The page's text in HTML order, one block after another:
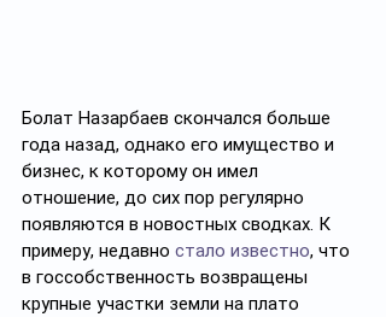
Болат Назарбаев скончался больше
года назад, однако его имущество и
бизнес, к которому он имел
отношение, до сих пор регулярно
появляются в новостных сводках. К
примеру, недавно стало известно, что
в госсобственность возвращены
крупные участки земли на плато